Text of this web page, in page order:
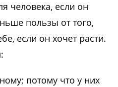
человека, если он
пользы от того,
если он хочет расти.
потому что у них